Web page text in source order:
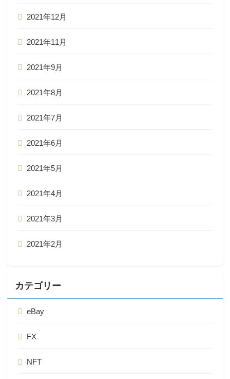
2021年12月
2021年11月
2021年9月
2021年8月
2021年7月
2021年6月
2021年5月
2021年4月
2021年3月
2021年2月
カテゴリー
eBay
FX
NFT